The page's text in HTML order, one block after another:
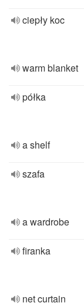
ciepły koc
warm blanket
półka
a shelf
szafa
a wardrobe
firanka
net curtain